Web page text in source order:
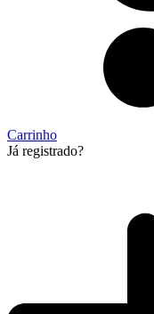
Carrinho
Já registrado?